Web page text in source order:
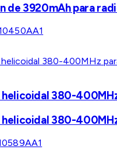
de 3920mAh para
380-
380-